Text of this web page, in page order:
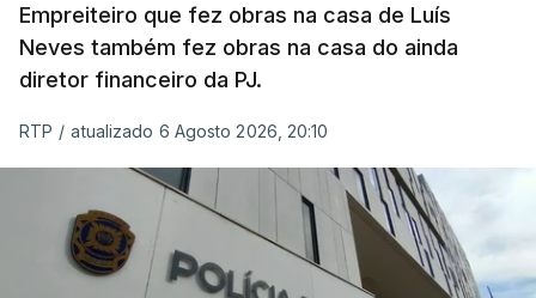
Empreiteiro que fez obras na casa de Luís
Neves também fez obras na casa do ainda
diretor financeiro da PJ.
RTP / atualizado 6 Agosto 2026, 20:10